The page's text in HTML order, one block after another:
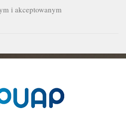
i akceptowanym